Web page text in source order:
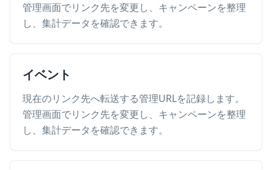
管理画面でリンク先を変更し、キャンペーンを整理
し、集計データを確認できます。
イベント
現在のリンク先へ転送する管理URLを記録します。
管理画面でリンク先を変更し、キャンペーンを整理
し、集計データを確認できます。